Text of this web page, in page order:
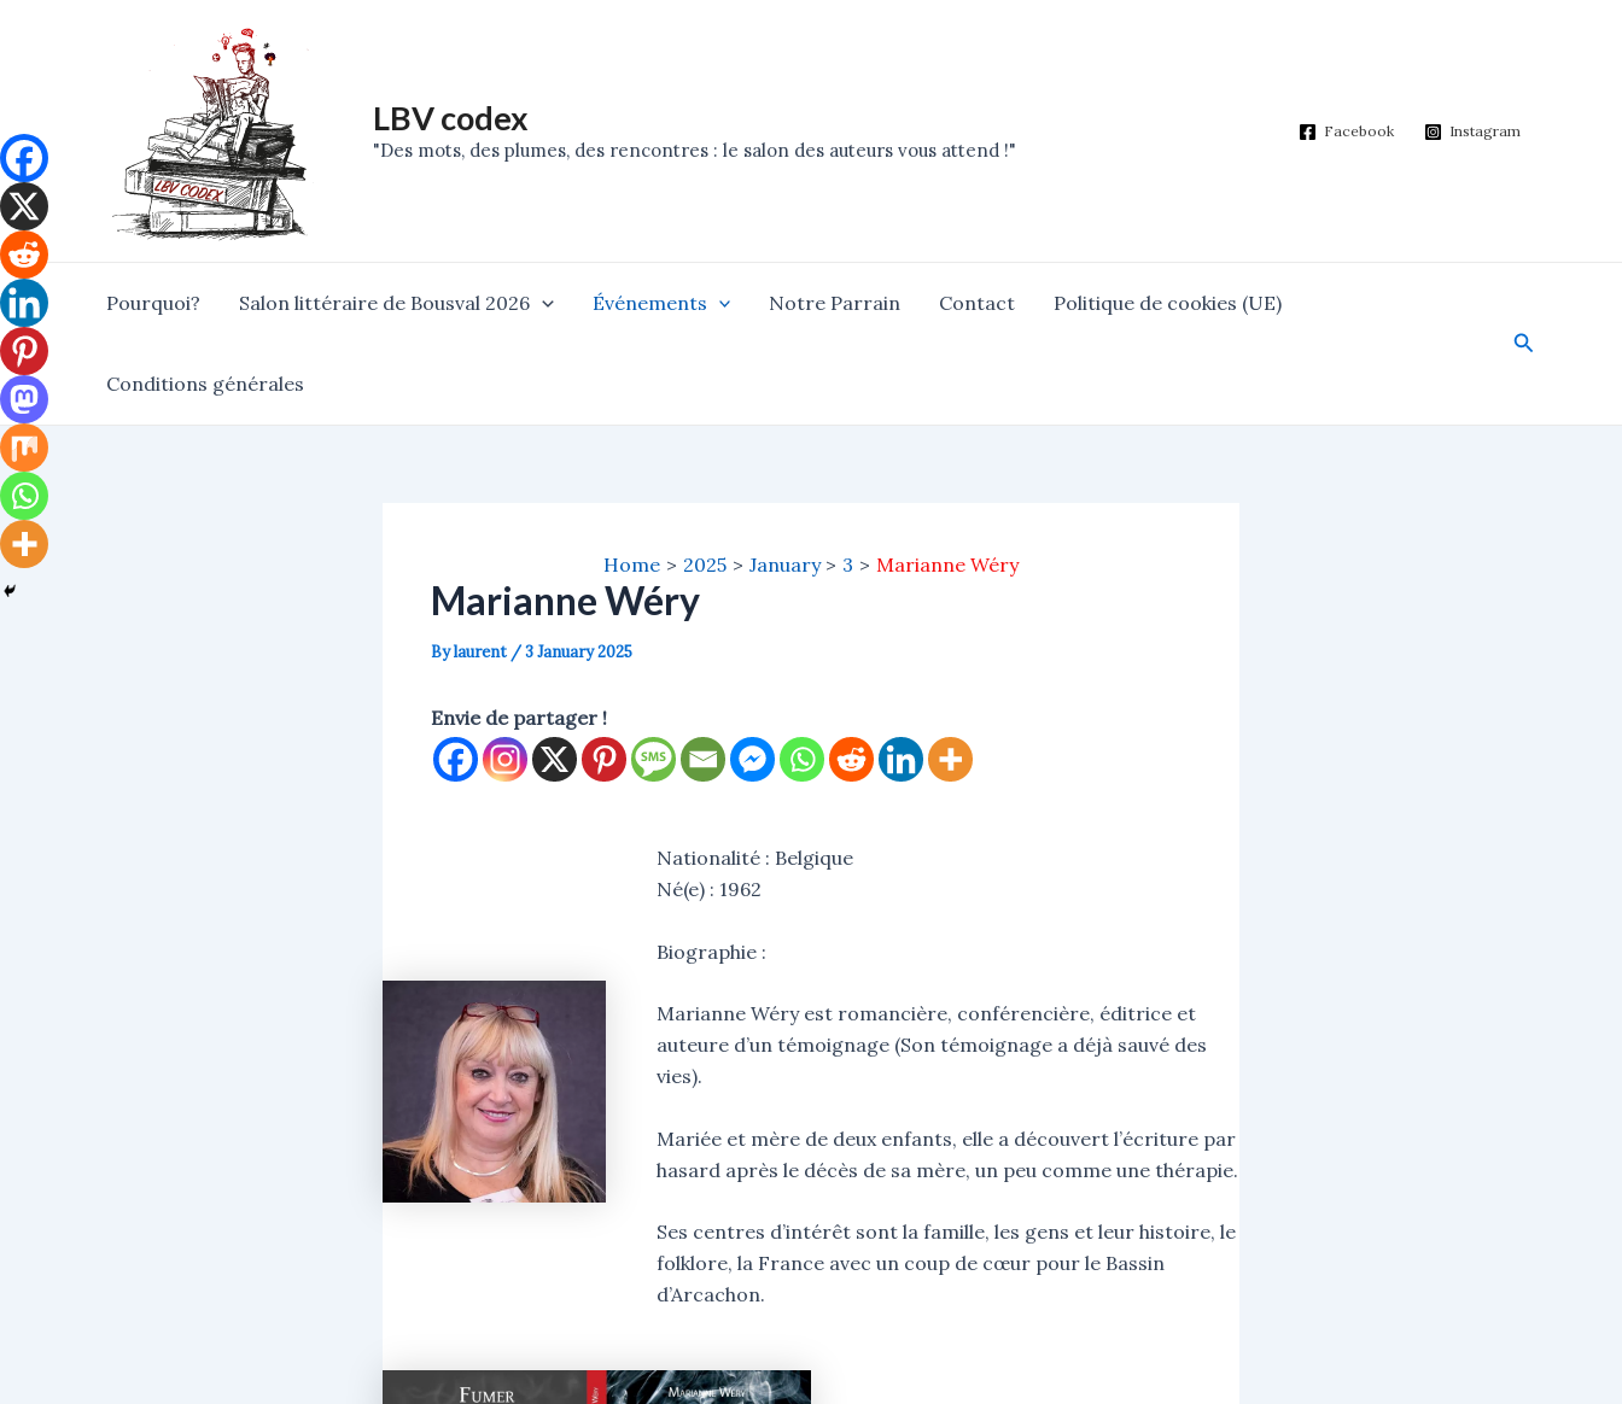
LBV codex
"Des mots, des plumes, des rencontres : le salon des auteurs vous attend !"
Facebook Instagram
Pourquoi? Salon littéraire de Bousval 2026 Événements Notre Parrain Contact Politique de cookies (UE)
Conditions générales
Search
Home 2025 January 3 Marianne Wéry
Marianne Wéry
Bylaurent /3 January 2025
Envie de partager !
Nationalité : Belgique
Né(e) : 1962
Biographie :
Marianne Wéry est romancière, conférencière, éditrice et
auteure d’un témoignage (Son témoignage a déjà sauvé des
vies).
Mariée et mère de deux enfants, elle a découvert l’écriture par
hasard après le décès de sa mère, un peu comme une thérapie.
Ses centres d’intérêt sont la famille, les gens et leur histoire, le
folklore, la France avec un coup de cœur pour le Bassin
d’Arcachon.